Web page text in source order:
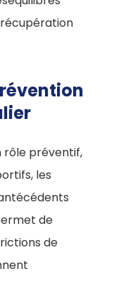
rôle préventif,
les
de
de